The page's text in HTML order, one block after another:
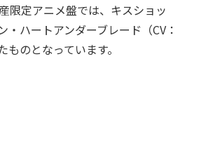
限定アニメ盤では、キスショッ
・ハートアンダーブレード（CV：
のとなっています。